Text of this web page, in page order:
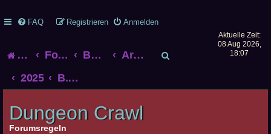
FAQ Anmelden
Registrieren
Startseite
Foren-Übersicht Bonner Rollenspieltreff
Archiv alter Treffen
2025
B.U.R.N. am 08. Juni 2025 ab 14 Uhr im Haus der Jugend Bonn
Aktuelle Zeit:
08 Aug 2026,
18:07
Dungeon Crawl
Forumsregeln